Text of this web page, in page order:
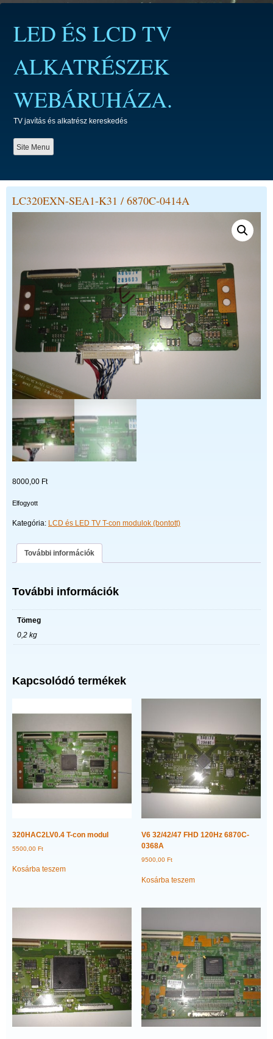
contentLED ÉS LCD TV
ALKATRÉSZEK
WEBÁRUHÁZA.
TV javítás és alkatrész kereskedés
Site Menu
LC320EXN-SEA1-K31 / 6870C-0414A
8000,00 Ft
Elfogyott
Kategória: LCD és LED TV T-con modulok (bontott)
További információk
További információk
Tömeg
0,2 kg
Kapcsolódó termékek
320HAC2LV0.4 T-con modul
5500,00 Ft
Kosárba teszem
V6 32/42/47 FHD 120Hz 6870C-
0368A
9500,00Ft
Kosárba teszem